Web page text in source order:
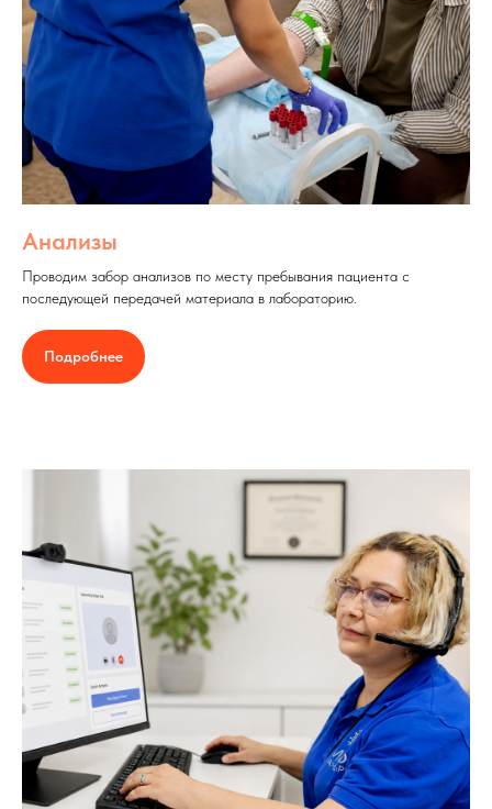
Анализы
Проводим забор анализов по месту пребывания пациента с
последующей передачей материала в лабораторию.
Подробнее